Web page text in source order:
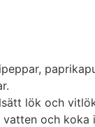
lök och
och koka